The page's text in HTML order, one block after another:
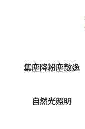
集塵降粉塵散逸
自然光照明